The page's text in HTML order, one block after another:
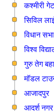
कश्मीरी गेट
सिविल
विधान सभा
विश्व
गुरु तेग
मॉडल
आजादपुर
आदर्श नगर